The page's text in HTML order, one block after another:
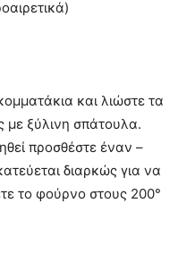
και λιώστε τα
με ξύλινη σπάτουλα.
προσθέστε έναν –
διαρκώς για να
το φούρνο στους 200°